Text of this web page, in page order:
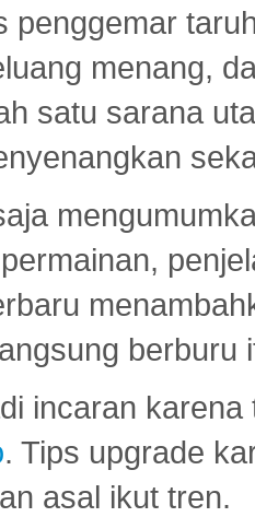
penggemar
menang,
satu sarana
berburu
incaran
. Tips upgrade
asal ikut tren.